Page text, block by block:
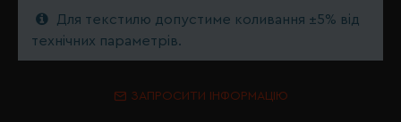
Для текстилю допустиме коливання ±5% від
технічних параметрів.
ЗАПРОСИТИ ІНФОРМАЦІЮ